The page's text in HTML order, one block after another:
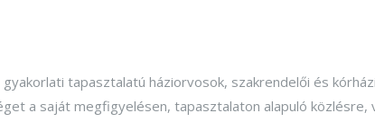
tapasztalatú háziorvosok, szakrendelői és
a saját megfigyelésen, tapasztalaton alapuló